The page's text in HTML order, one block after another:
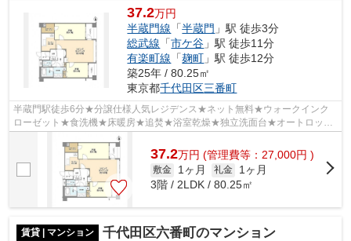
37.2万円
半蔵門線 「半蔵門 」駅 徒歩3分
総武線 「市ケ谷 」駅 徒歩11分
有楽町線 「麹町 」駅 徒歩12分
築25年 / 80.25㎡
東京都千代田区三番町
半蔵門駅徒歩6分★分譲仕様人気レジデンス★ネット無料★ウォークインク
ローゼット★食洗機★床暖房★追焚★浴室乾燥★独立洗面台★オートロック
★宅配BOX★
37.2万円 (管理費等：27,000円 )
敷金 1ヶ月 礼金
1ヶ月
3階 / 2LDK / 80.25㎡
賃貸 | マンション 千代田区六番町のマンション